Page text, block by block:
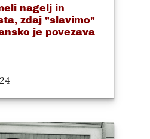
nagelj in
zdaj "slavimo"
je povezava